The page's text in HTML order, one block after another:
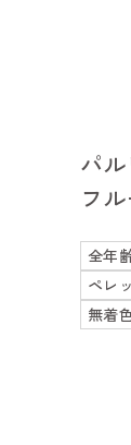
パ
フ
全年
ペレ
無着